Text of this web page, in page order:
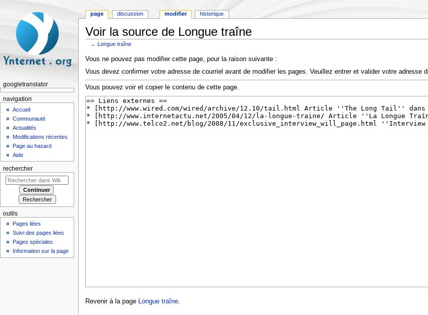
Voir la source de Longue traîne
←Longue traîne
Vous ne pouvez pas modifier cette page, pour la raison suivante :
Vous devez confirmer votre adresse de courriel avant de modifier les pages. Veuillez entrer et valider votre adresse
Vous pouvez voir et copier le contenu de cette page.
Revenir à la page Longue traîne.
page discussion modifier historique
googletranslator
navigation
Accueil
Communauté
Actualités
Modifications récentes
Page au hasard
Aide
rechercher
outils
Pages liées
Suivi des pages liées
Pages spéciales
Information sur la page